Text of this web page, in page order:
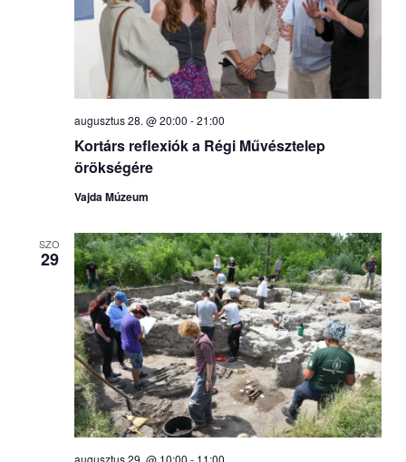
Kortárs reflexiók a Régi Művésztelep
örökségére
augusztus 28. @ 20:00 -21:00
Vajda Múzeum
SZO
29
augusztus 29. @ 10:00 - 11:00